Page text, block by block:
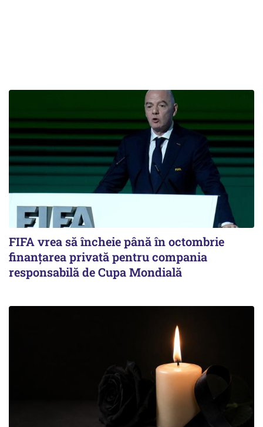
FIFA vrea să încheie până în octombrie
finanțarea privată pentru compania
responsabilă de Cupa Mondială